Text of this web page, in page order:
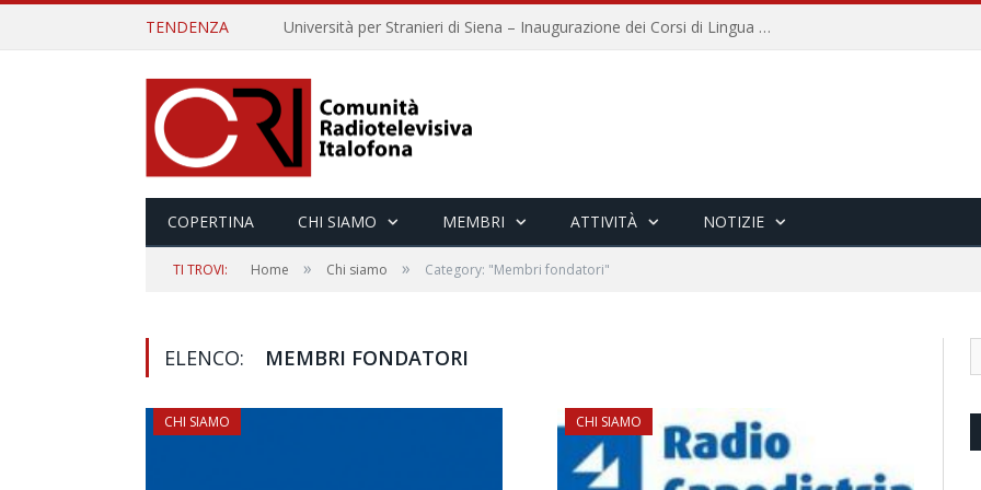
TENDENZA Università per Stranieri di Siena – Inaugurazione dei Corsi di Lingua e Cultura Italiana, 109a annata
COPERTINA CHI SIAMO MEMBRI ATTIVITÀ NOTIZIE
TI TROVI: Home » Chi siamo » Category: "Membri fondatori"
ELENCO: MEMBRI FONDATORI
CHI SIAMO CHI SIAMO